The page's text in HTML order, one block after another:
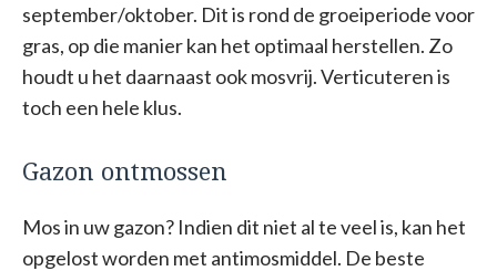
september/oktober. Dit is rond de groeiperiode voor
gras, op die manier kan het optimaal herstellen. Zo
houdt u het daarnaast ook mosvrij. Verticuteren is
toch een hele klus.
Gazon ontmossen
Mos in uw gazon? Indien dit niet al te veel is, kan het
opgelost worden met antimosmiddel. De beste